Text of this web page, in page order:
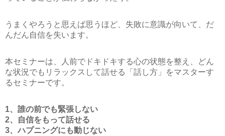
うまくやろうと思えば思うほど、失敗に意識が向いて、だ
んだん自信を失います。
本セミナーは、人前でドキドキする心の状態を整え、どん
な状況でもリラックスして話せる「話し方」をマスターす
るセミナーです。
1、誰の前でも緊張しない
2、自信をもって話せる
3、ハプニングにも動じない